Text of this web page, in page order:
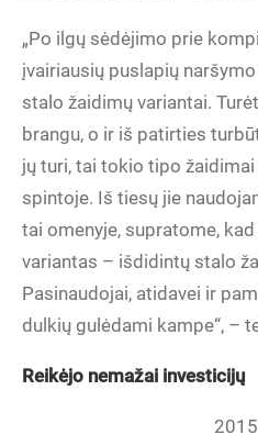
„Po ilgų sėdėjimo prie
įvairiausių puslapių
stalo žaidimų variantai.
brangu, o ir iš patirties
jų turi, tai tokio tipo
spintoje. Iš tiesų jie
tai omenyje, supratome,
variantas – išdidintų stalo
Pasinaudojai, atidavei ir
dulkių gulėdami kampe“, –
Reikėjo nemažai investicijų